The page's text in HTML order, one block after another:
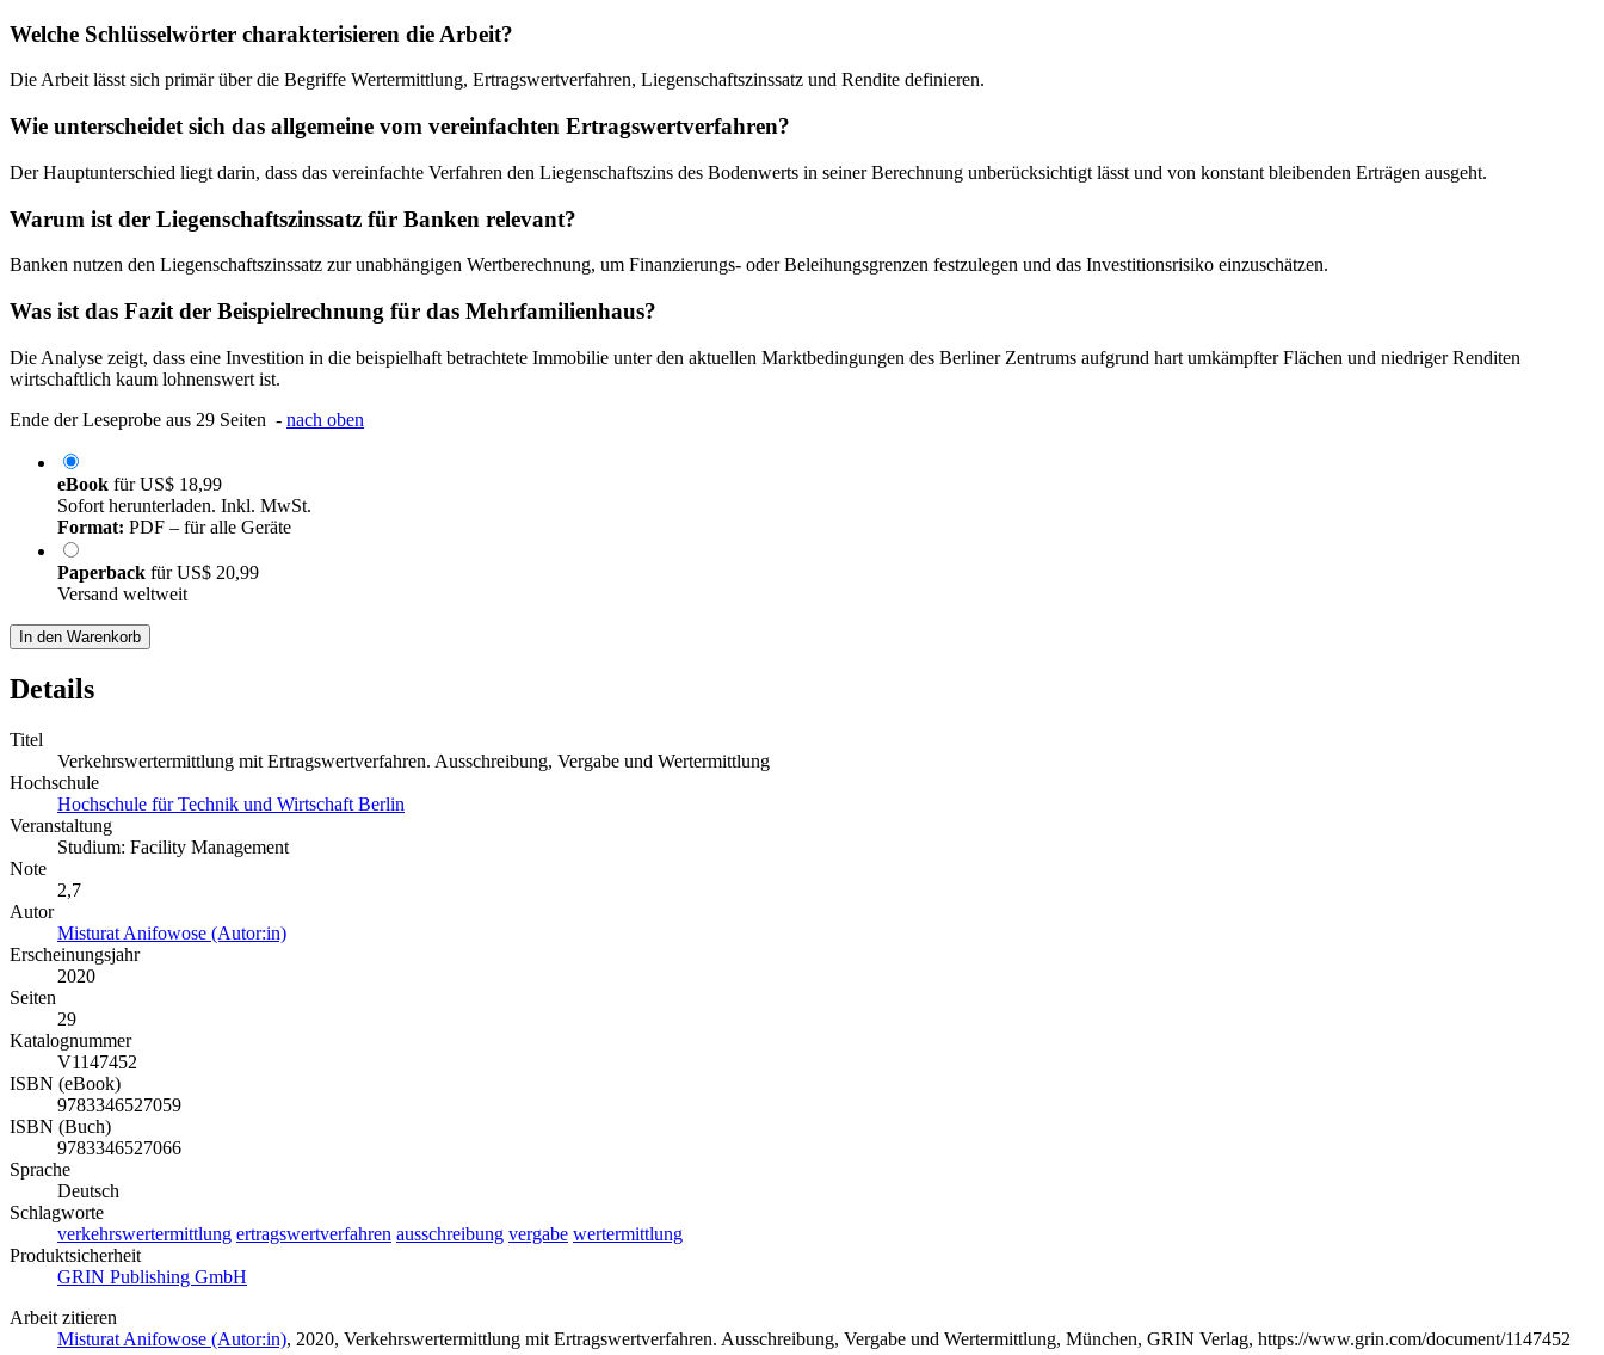
Welche Schlüsselwörter charakterisieren die Arbeit?
Die Arbeit lässt sich primär über die Begriffe Wertermittlung, Ertragswertverfahren, Liegenschaftszinssatz und Rendite definieren.
Wie unterscheidet sich das allgemeine vom vereinfachten Ertragswertverfahren?
Der Hauptunterschied liegt darin, dass das vereinfachte Verfahren den Liegenschaftszins des Bodenwerts in seiner Berechnung unberücksichtigt lässt und von konstant bleibenden Erträgen ausgeht.
Warum ist der Liegenschaftszinssatz für Banken relevant?
Banken nutzen den Liegenschaftszinssatz zur unabhängigen Wertberechnung, um Finanzierungs- oder Beleihungsgrenzen festzulegen und das Investitionsrisiko einzuschätzen.
Was ist das Fazit der Beispielrechnung für das Mehrfamilienhaus?
Die Analyse zeigt, dass eine Investition in die beispielhaft betrachtete Immobilie unter den aktuellen Marktbedingungen des Berliner Zentrums aufgrund hart umkämpfter Flächen und niedriger Renditen
wirtschaftlich kaum lohnenswert ist.
Ende der Leseprobe aus 29 Seiten - nach oben
eBook fürUS$ 18,99
Sofort herunterladen. Inkl. MwSt.
Format: PDF – für alle Geräte
Paperback fürUS$ 20,99
Versand weltweit
In den Warenkorb
Details
Titel
Verkehrswertermittlung mit Ertragswertverfahren. Ausschreibung, Vergabe und Wertermittlung
Hochschule
Hochschule für Technik und Wirtschaft Berlin
Veranstaltung
Studium: Facility Management
Note
2,7
Autor
Misturat Anifowose (Autor:in)
Erscheinungsjahr
2020
Seiten
29
Katalognummer
V1147452
ISBN (eBook)
9783346527059
ISBN (Buch)
9783346527066
Sprache
Deutsch
Schlagworte
verkehrswertermittlung ertragswertverfahren ausschreibung vergabe wertermittlung
Produktsicherheit
GRIN Publishing GmbH
Arbeit zitieren
Misturat Anifowose (Autor:in), 2020, Verkehrswertermittlung mit Ertragswertverfahren. Ausschreibung, Vergabe und Wertermittlung, München, GRIN Verlag, https://www.grin.com/document/1147452